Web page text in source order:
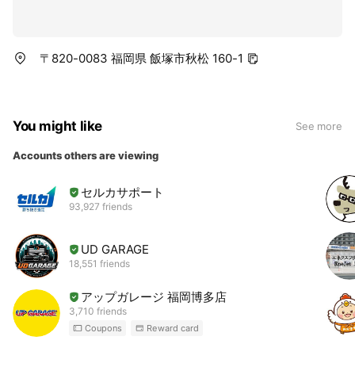
〒820-0083 福岡県 飯塚市秋松 160-1
You might like See more
Accounts others are viewing
セルカサポート
93,927 friends
UD GARAGE
18,551 friends
アップガレージ 福岡博多店
3,710 friends
Coupons Reward card